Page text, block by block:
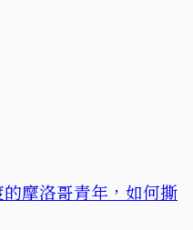
摩洛哥青年，如何撕